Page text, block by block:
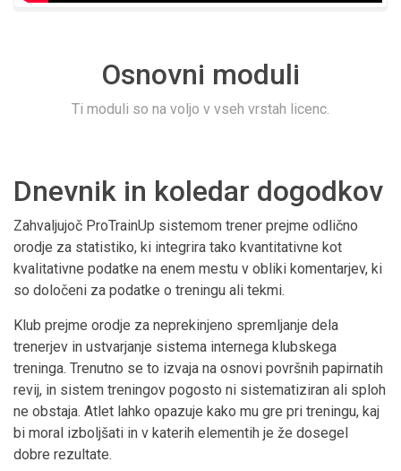
Osnovni moduli
Ti moduli so na voljo v vseh vrstah licenc.
Dnevnik in koledar dogodkov
Zahvaljujoč ProTrainUp sistemom trener prejme odlično
orodje za statistiko, ki integrira tako kvantitativne kot
kvalitativne podatke na enem mestu v obliki komentarjev, ki
so določeni za podatke o treningu ali tekmi.
Klub prejme orodje za neprekinjeno spremljanje dela
trenerjev in ustvarjanje sistema internega klubskega
treninga. Trenutno se to izvaja na osnovi površnih papirnatih
revij, in sistem treningov pogosto ni sistematiziran ali sploh
ne obstaja. Atlet lahko opazuje kako mu gre pri treningu, kaj
bi moral izboljšati in v katerih elementih je že dosegel
dobre rezultate.